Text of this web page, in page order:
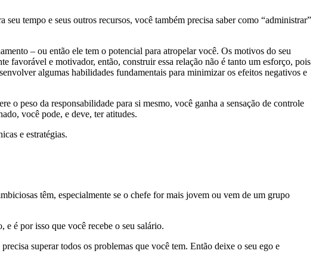
tempo e seus outros recursos, você também precisa saber como “administrar”
– ou então ele tem o potencial para atropelar você. Os motivos do seu
favorável e motivador, então, construir essa relação não é tanto um esforço, pois
algumas habilidades fundamentais para minimizar os efeitos negativos e
o peso da responsabilidade para si mesmo, você ganha a sensação de controle
você pode, e deve, ter atitudes.
e estratégias.
têm, especialmente se o chefe for mais jovem ou vem de um grupo
é por isso que você recebe o seu salário.
superar todos os problemas que você tem. Então deixe o seu ego e